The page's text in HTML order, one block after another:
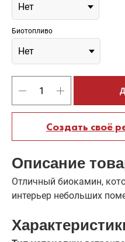
Биотопливо
Создать своё
Описание
Отличный биокамин,
интерьер небольших